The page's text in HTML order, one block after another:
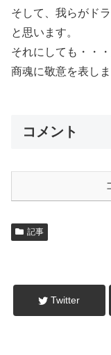
そして、我らがド
と思います。
それにしても・・
商魂に敬意を表し
コメント
記事
Twitter